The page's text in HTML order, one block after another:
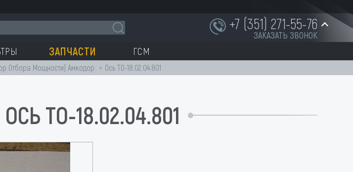
+7 (351) 271-55-76
ЗАКАЗАТЬ ЗВОНОК
+7 (951) 252-91-87
ЗАПЧАСТИ ГСМ
Отбора Мощности) Амкодор Ось ТО-18.02.04.801
ОСЬ ТО-18.02.04.801